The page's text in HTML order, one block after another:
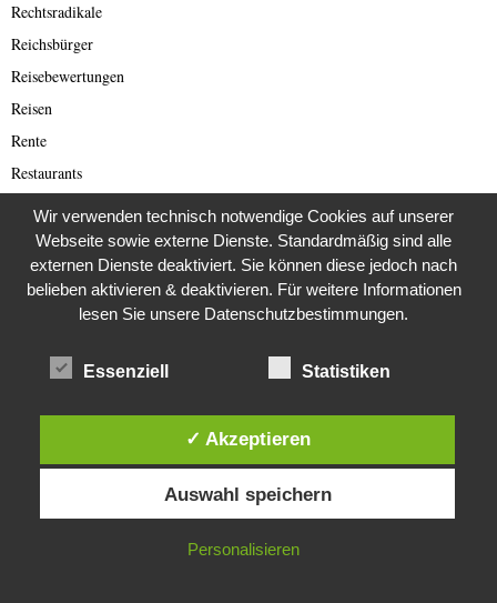
Rechtsradikale
Reichsbürger
Reisebewertungen
Reisen
Rente
Restaurants
Rezepte
Romance Scam (Deutsch)
Romance Scamming
Rote Armee Fraktion
Russland
Scammer Alarm
Diese Website verwendet Cookies. Durch die weitere Nutzung dieser
Website stimmst du der Verwendung von Cookies zu.
IN ORDNUNG
Wir verwenden technisch notwendige Cookies auf unserer
Webseite sowie externe Dienste. Standardmäßig sind alle
externen Dienste deaktiviert. Sie können diese jedoch nach
belieben aktivieren & deaktivieren. Für weitere Informationen
lesen Sie unsere Datenschutzbestimmungen.
Essenziell Statistiken
✓ Akzeptieren
Auswahl speichern
Personalisieren